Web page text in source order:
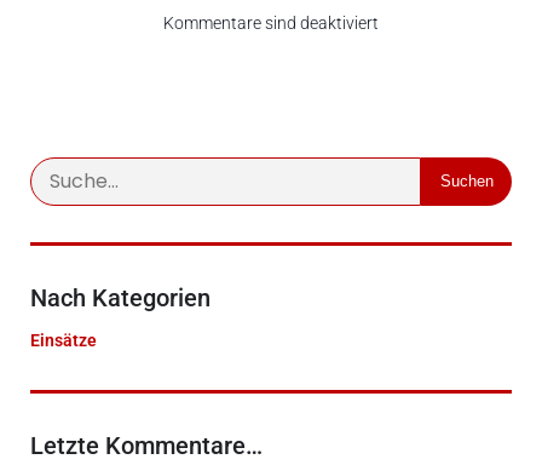
Kommentare sind deaktiviert
Suchen
Nach Kategorien
Einsätze
Letzte Kommentare…